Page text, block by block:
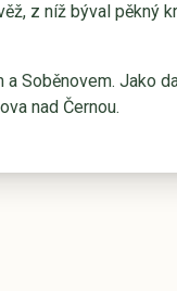
z níž býval pěkný
Soběnovem. Jako
nad Černou.